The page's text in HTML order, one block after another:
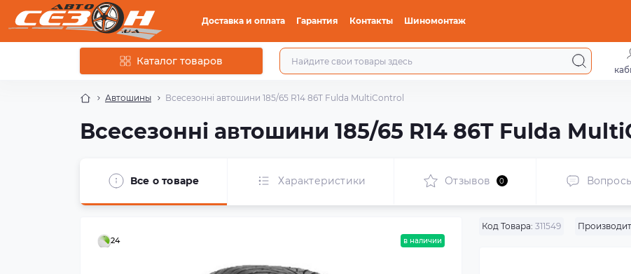
Доставка и оплата Гарантия Контакты Шиномонтаж
Каталог товаров
Автошины Всесезонні автошини 185/65 R14 86T Fulda MultiControl
Всесезонні автошини 185/65 R14 86T Fulda
Все о товаре Характеристики Отзывов 0
24 в наличии
Код Товара: 311549